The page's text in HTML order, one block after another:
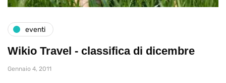
eventi
Wikio Travel - classifica di dicembre
Gennaio 4, 2011